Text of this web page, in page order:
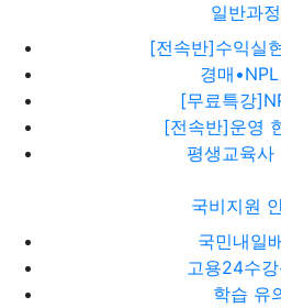
일반과정
[전속반]수익실
경매
[무료특강
[전속반]운영
평생교육사
국비지원
국민내일
고용24수
학습 유